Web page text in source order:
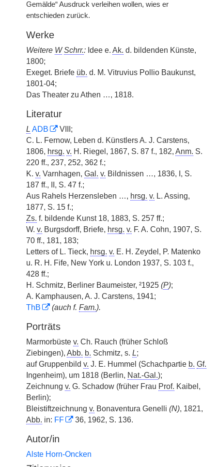
Gemälde“ Ausdruck verleihen wollen, wies er
entschieden zurück.
Werke
Weitere W Schrr.: Idee e. Ak. d. bildenden Künste,
1800;
Exeget. Briefe üb. d. M. Vitruvius Pollio Baukunst,
1801-04;
Das Theater zu Athen …, 1818.
Literatur
L ADB
VIII;
C. L. Fernow, Leben d. Künstlers A. J. Carstens,
1806, hrsg. v. H. Riegel, 1867, S. 87 f., 182, Anm. S.
220 ff., 237, 252, 362 f.;
K. v. Varnhagen, Gal. v. Bildnissen …, 1836, I, S.
187 ff., II, S. 47 f.;
Aus Rahels Herzensleben …, hrsg. v. L. Assing,
1877, S. 15 f.;
Zs. f. bildende Kunst 18, 1883, S. 257 ff.;
W. v. Burgsdorff, Briefe, hrsg. v. F. A. Cohn, 1907, S.
70 ff., 181, 183;
Letters of L. Tieck, hrsg. v. E. H. Zeydel, P. Matenko
u. R. H. Fife, New York u. London 1937, S. 103 f.,
428 ff.;
H. Schmitz, Berliner Baumeister, ²1925 (P);
A. Kamphausen, A. J. Carstens, 1941;
ThB
(auch f. Fam.).
Porträts
Marmorbüste v. Ch. Rauch (früher Schloß
Ziebingen), Abb. b. Schmitz, s. L;
auf Gruppenbild v. J. E. Hummel (Schachpartie b. Gf.
Ingenheim), um 1818 (Berlin, Nat.-Gal.);
Zeichnung v. G. Schadow (früher Frau Prof. Kaibel,
Berlin);
Bleistiftzeichnung v. Bonaventura Genelli (N), 1821,
Abb. in: FF 36, 1962, S. 136.
Autor/in
Alste Horn-Oncken